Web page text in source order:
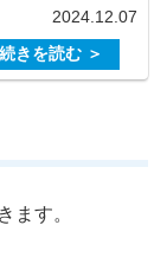
2024.12.07
ます。